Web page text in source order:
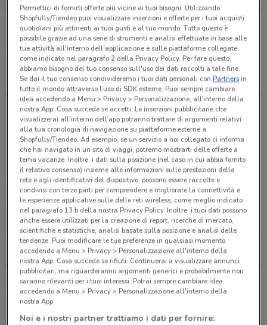
Piazza Chioratti 6 Rivarolo Canavese
14 m
C.So Torino, 226 Rivarolo Canavese
18 m
PIAZZA AIMONE CHIORATTI 14 Rivarolo Canavese
25 m
11 Via S.francesco d'assisi Rivarolo Canavese
28 m
Piazza Chioratti, 3 Rivarolo Canavese
36 m
VIA SAN FRANCESCO D'ASSISI, 11 Rivarolo
Canavese
39 m
Via San Francesco D' Assisi, 23 Rivarolo Canavese
43 m
Altre catene a Rivarolo Canavese
MEDIAWORLD EURONICS
CARREFOUR IPERMERCATI TRONY
UNIEURO COOP
CONAD LIDL
EUROSPIN IPERCOOP
PANORAMA
Permettici di fornirti offerte più vicine ai tuoi bisogni: Utilizzando
Shopfully/Tiendeo puoi visualizzare inserzioni e offerte per i tuoi acquisti
quotidiani più attinenti ai tuoi gusti e al tuo mondo. Tutto questo è
possibile grazie ad una serie di strumenti e analisi effettuate in base alle
tue attività all'interno dell'applicazione e sulle piattaforme collegate,
come indicato nel paragrafo 2 della Privacy Policy. Per fare questo,
abbiamo bisogno del tuo consenso sull'uso dei dati raccolti a tale fine.
Se dai il tuo consenso condivideremo i tuoi dati personali conPartnersin
tutto il mondo attraverso l’uso di SDK esterne. Puoi sempre cambiare
idea accedendo a Menu > Privacy > Personalizzazione, all’interno della
nostra App. Cosa succede se accetti: Le inserzioni pubblicitarie che
visualizzerai all'interno dell’app potranno trattare di argomenti relativi
alla tua cronologia di navigazione su piattaforme esterne a
Shopfully/Tiendeo. Ad esempio, se un servizio a noi collegato ci informa
che hai navigato in un sito di viaggi, potremo mostrarti delle offerte a
tema vacanze. Inoltre, i dati sulla posizione (nel caso in cui abbia fornito
il relativo consenso) insieme alle informazioni sulle prestazioni della
rete e agli identificativi del dispositivo, possono essere raccolte e
condivisi con terze parti per comprendere e migliorare la connettività e
le esperienze applicative sulle delle reti wireless, come meglio indicato
nel paragrafo 13.b della nostra Privacy Policy. Inoltre, i tuoi dati possono
anche essere utilizzati per la creazione di report, ricerche di mercato,
scientifiche e statistiche, analisi basate sulla posizione e analisi delle
tendenze. Puoi modificare le tue preferenze in qualsiasi momento
accedendo a Menu > Privacy > Personalizzazione all'interno della
nostra App. Cosa succede se rifiuti: Continuerai a visualizzare annunci
pubblicitari, ma riguarderanno argomenti generici e probabilmente non
saranno rilevanti per i tuoi interessi. Potrai sempre cambiare idea
accedendo a Menu > Privacy > Personalizzazione all'interno della
nostra App.
Noi e i nostri partner trattiamo i dati per fornire: